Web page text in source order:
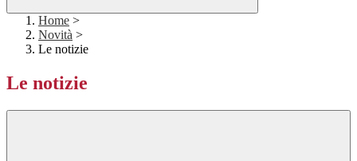
Home >
Novità >
Le notizie
Le notizie